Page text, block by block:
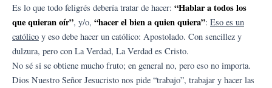
Es lo que todo feligrés debería tratar de hacer: “Hablar a todos los
que quieran oír”, y/o, “hacer el bien a quien quiera”: Eso es un
católico y eso debe hacer un católico: Apostolado. Con sencillez y
dulzura, pero con La Verdad, La Verdad es Cristo.
No sé si se obtiene mucho fruto; en general no, pero eso no importa.
Dios Nuestro Señor Jesucristo nos pide “trabajo”, trabajar y hacer las